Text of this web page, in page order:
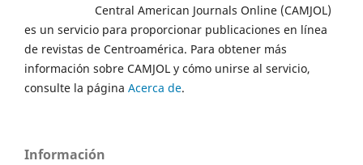
Central American Journals Online (CAMJOL)
es un servicio para proporcionar publicaciones en línea
de revistas de Centroamérica. Para obtener más
información sobre CAMJOL y cómo unirse al servicio,
consulte la página Acerca de.
Información